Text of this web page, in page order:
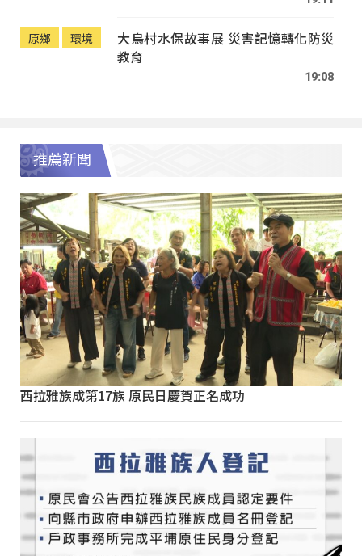
原鄉 環境
大鳥村水保故事展 災害記憶轉化防災
教育
19:08
推薦新聞
西拉雅族成第17族 原民日慶賀正名成功